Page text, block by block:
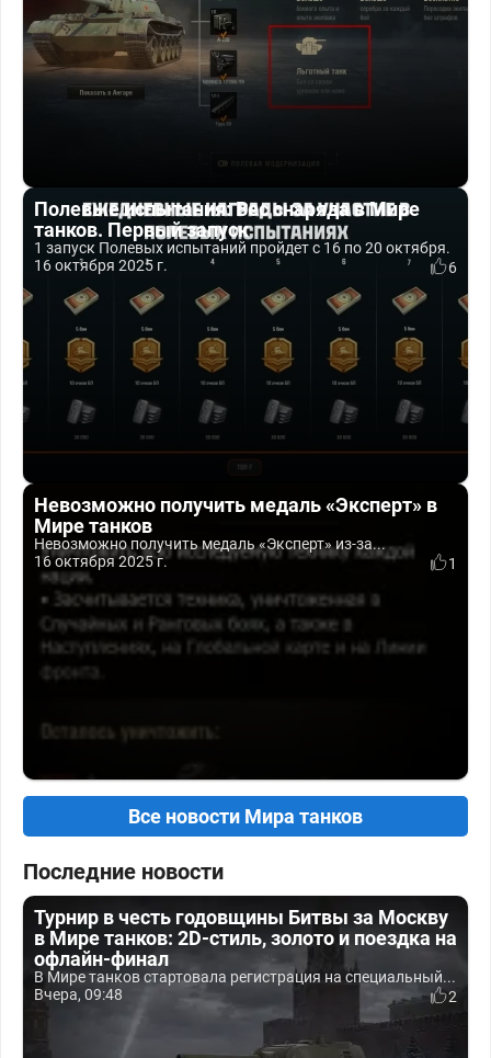
Полевые испытания: Вес снаряда в Мире
танков. Первый запуск
1 запуск Полевых испытаний пройдет с 16 по 20 октября.
16 октября 2025 г.
6
Невозможно получить медаль «Эксперт» в
Мире танков
Невозможно получить медаль «Эксперт» из-за...
16 октября 2025 г.
1
Все новости Мира танков
Последние новости
Турнир в честь годовщины Битвы за Москву
в Мире танков: 2D-стиль, золото и поездка на
офлайн-финал
В Мире танков стартовала регистрация на специальный...
Вчера, 09:48
2